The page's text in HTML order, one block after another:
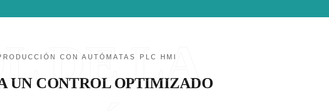
CON AUTÓMATAS PLC HMI
UN CONTROL OPTIMIZADO
DE LA